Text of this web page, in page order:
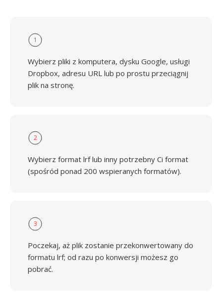
1
Wybierz pliki z komputera, dysku Google, usługi
Dropbox, adresu URL lub po prostu przeciągnij
plik na stronę.
2
Wybierz format lrf lub inny potrzebny Ci format
(spośród ponad 200 wspieranych formatów).
3
Poczekaj, aż plik zostanie przekonwertowany do
formatu lrf; od razu po konwersji możesz go
pobrać.